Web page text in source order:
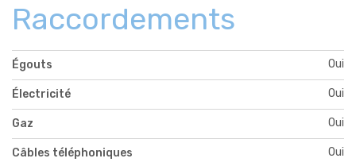
Raccordements
Égouts Oui
Électricité Oui
Gaz Oui
Câbles téléphoniques Oui